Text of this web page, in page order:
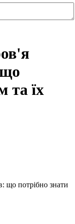
що
та їх
що потрібно знати